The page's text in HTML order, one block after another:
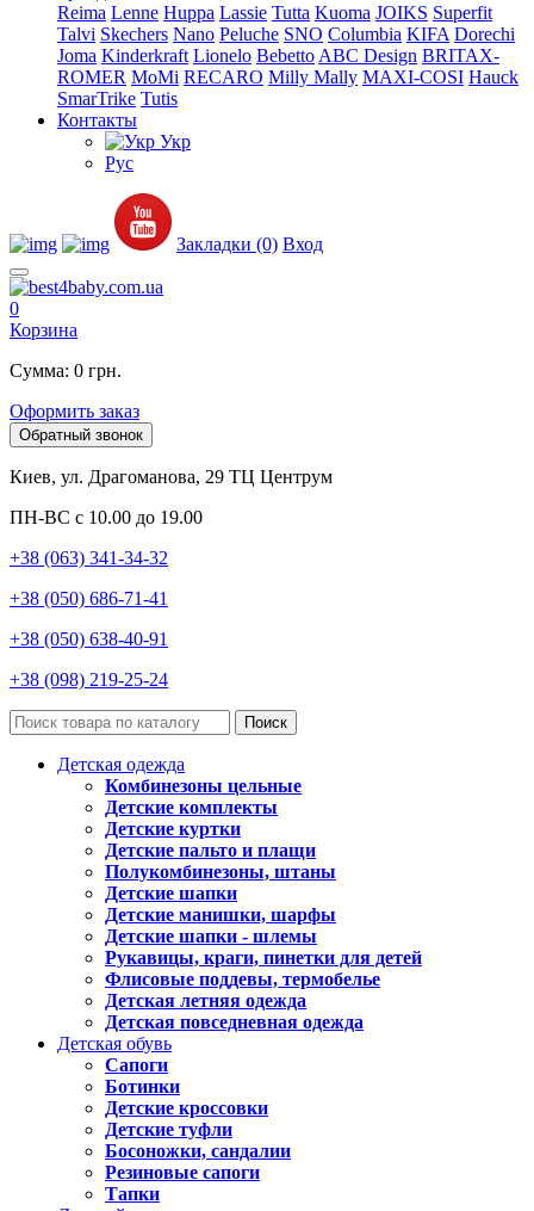
Reima Lenne Huppa Lassie Tutta Kuoma JOIKS Superfit
Talvi Skechers Nano Peluche SNO Columbia KIFA Dorechi
Joma Kinderkraft Lionelo Bebetto ABC Design BRITAX-
ROMER MoMi RECARO Milly Mally MAXI-COSI Hauck
SmarTrike Tutis
Контакты
Укр
Рус
Закладки (0) Вход
0
Корзина
Сумма: 0 грн.
Оформить заказ
Обратный звонок
Киев, ул. Драгоманова, 29 ТЦ Центрум
ПН-ВС с 10.00 до 19.00
+38 (063) 341-34-32
+38 (050) 686-71-41
+38 (050) 638-40-91
+38 (098) 219-25-24
Поиск
Детская одежда
Комбинезоны цельные
Детские комплекты
Детские куртки
Детские пальто и плащи
Полукомбинезоны, штаны
Детские шапки
Детские манишки, шарфы
Детские шапки - шлемы
Рукавицы, краги, пинетки для детей
Флисовые поддевы, термобелье
Детская летняя одежда
Детская повседневная одежда
Детская обувь
Сапоги
Ботинки
Детские кроссовки
Детские туфли
Босоножки, сандалии
Резиновые сапоги
Тапки